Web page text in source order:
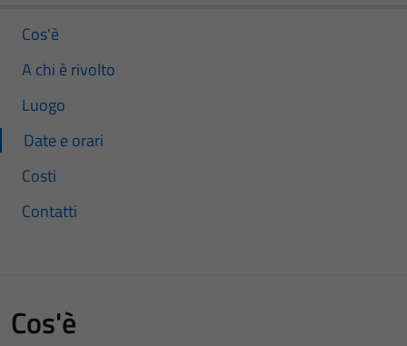
Cos'è
A chi è rivolto
Luogo
Date e orari
Costi
Contatti
Cos'è